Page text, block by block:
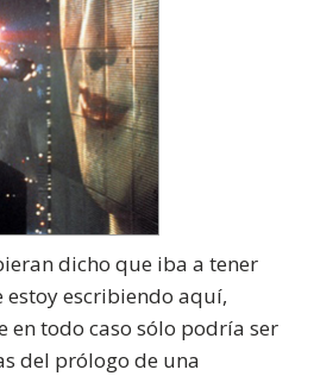
dicho que iba a tener
escribiendo aquí,
en todo caso sólo podría ser
del prólogo de una